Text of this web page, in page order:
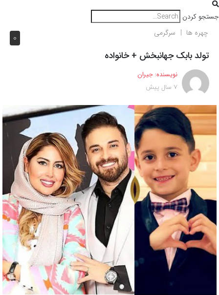
کردن
ها سرگرمی
بابک جهانبخش + خانواده
نویسنده:جیران
7 سال پیش